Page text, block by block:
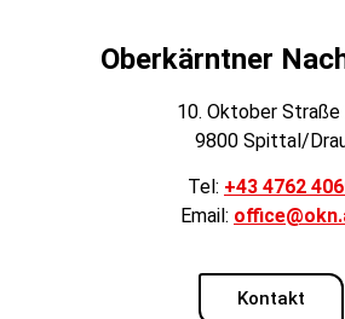
Oberkärntner
10. Oktober Straße
9800 Spittal/
Tel: +43 4762
Email:
Kontakt